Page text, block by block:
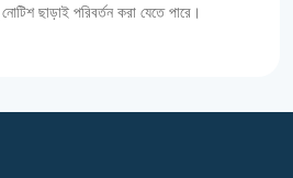
ছাড়াই পরিবর্তন করা যেতে পারে।